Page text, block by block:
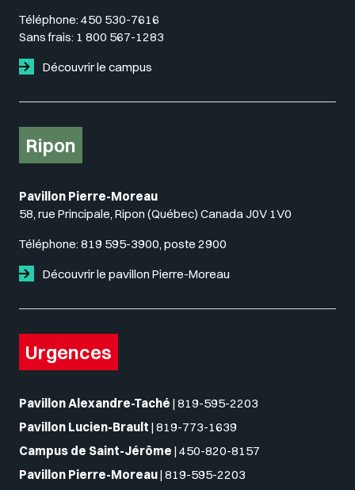
Téléphone: 450 530-7616
Sans frais: 1 800 567-1283
Découvrir le campus
Ripon
Pavillon Pierre-Moreau
58, rue Principale, Ripon (Québec) Canada J0V 1V0
Téléphone: 819 595-3900, poste 2900
Découvrir le pavillon Pierre-Moreau
Urgences
Pavillon Alexandre-Taché | 819-595-2203
Pavillon Lucien-Brault | 819-773-1639
Campus de Saint-Jérôme | 450-820-8157
Pavillon Pierre-Moreau| 819-595-2203